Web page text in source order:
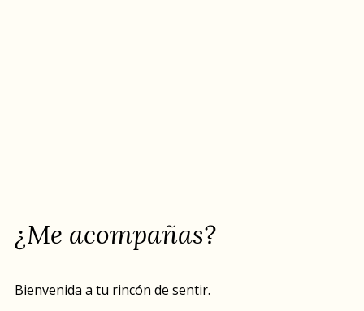
¿Me acompañas?
Bienvenida a tu rincón de sentir.